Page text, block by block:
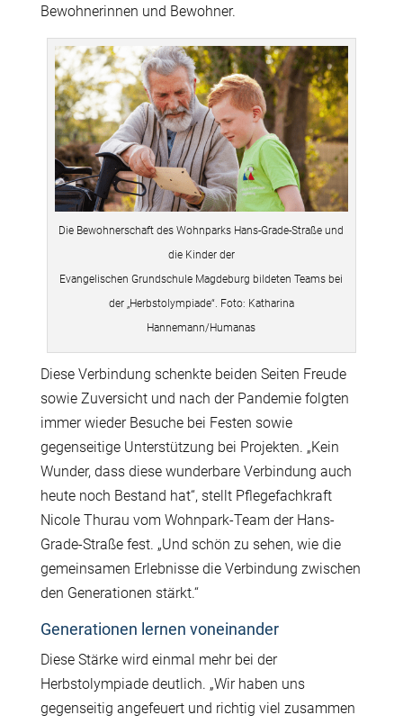
Bewohnerinnen und Bewohner.
Die Bewohnerschaft des Wohnparks Hans-Grade-Straße und
die Kinder der
Evangelischen Grundschule Magdeburg bildeten Teams bei
der „Herbstolympiade“. Foto: Katharina
Hannemann/Humanas
Diese Verbindung schenkte beiden Seiten Freude
sowie Zuversicht und nach der Pandemie folgten
immer wieder Besuche bei Festen sowie
gegenseitige Unterstützung bei Projekten. „Kein
Wunder, dass diese wunderbare Verbindung auch
heute noch Bestand hat“, stellt Pflegefachkraft
Nicole Thurau vom Wohnpark-Team der Hans-
Grade-Straße fest. „Und schön zu sehen, wie die
gemeinsamen Erlebnisse die Verbindung zwischen
den Generationen stärkt.“
Generationen lernen voneinander
Diese Stärke wird einmal mehr bei der
Herbstolympiade deutlich. „Wir haben uns
gegenseitig angefeuert und richtig viel zusammen